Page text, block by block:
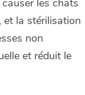
les chats
la stérilisation
non
et réduit le